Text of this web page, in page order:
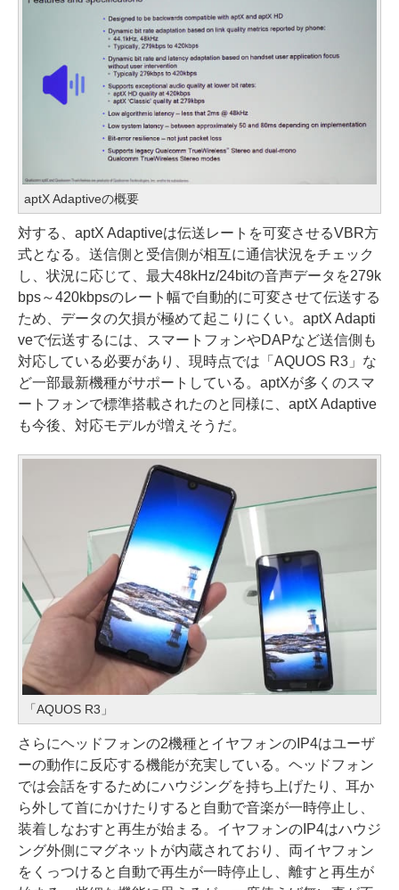
aptX Adaptiveの概要
対する、aptX Adaptiveは伝送レートを可変させるVBR方
式となる。送信側と受信側が相互に通信状況をチェック
し、状況に応じて、最大48kHz/24bitの音声データを279k
bps～420kbpsのレート幅で自動的に可変させて伝送する
ため、データの欠損が極めて起こりにくい。aptX Adapti
veで伝送するには、スマートフォンやDAPなど送信側も
対応している必要があり、現時点では「AQUOS R3」な
ど一部最新機種がサポートしている。aptXが多くのスマ
ートフォンで標準搭載されたのと同様に、aptX Adaptive
も今後、対応モデルが増えそうだ。
「AQUOS R3」
さらにヘッドフォンの2機種とイヤフォンのIP4はユーザ
ーの動作に反応する機能が充実している。ヘッドフォン
では会話をするためにハウジングを持ち上げたり、耳か
ら外して首にかけたりすると自動で音楽が一時停止し、
装着しなおすと再生が始まる。イヤフォンのIP4はハウジ
ング外側にマグネットが内蔵されており、両イヤフォン
をくっつけると自動で再生が一時停止し、離すと再生が